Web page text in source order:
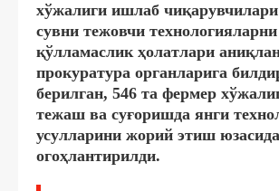
хўжалиги ишлаб
сувни тежовчи технологияларни
қўлламаслик ҳолатлари
прокуратура органларига
берилган, 546 та фермер
тежаш ва суғоришда янги
усулларини жорий этиш
огоҳлантирилди.